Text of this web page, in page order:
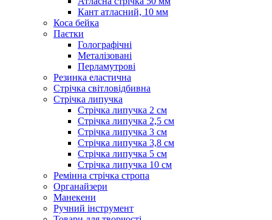
Кант атласний, 10 мм
Коса бейка
Паєтки
Голографічні
Металізовані
Перламутрові
Резинка еластична
Стрічка світловідбивна
Стрічка липучка
Стрічка липучка 2 см
Стрічка липучка 2,5 см
Стрічка липучка 3 см
Стрічка липучка 3,8 см
Стрічка липучка 5 см
Стрічка липучка 10 см
Ремінна стрічка стропа
Органайзери
Манекени
Ручний інструмент